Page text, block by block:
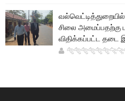
சிலை அமைப்பதற்கு
விதிக்கப்பட்ட